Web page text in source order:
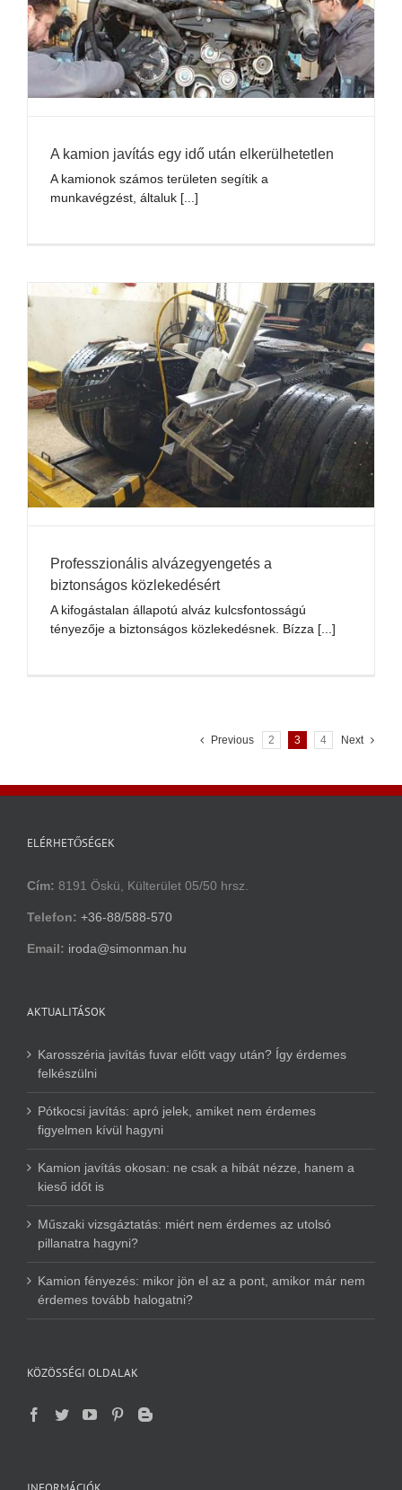
A kamion javítás egy idő után elkerülhetetlen
A kamionok számos területen segítik a
munkavégzést, általuk [...]
Professzionális alvázegyengetés a
biztonságos közlekedésért
A kifogástalan állapotú alváz kulcsfontosságú
tényezője a biztonságos közlekedésnek. Bízza [...]
Previous 2 3 4 Next
ELÉRHETŐSÉGEK
Cím: 8191 Öskü, Külterület 05/50 hrsz.
Telefon: +36-88/588-570
Email: iroda@simonman.hu
AKTUALITÁSOK
Karosszéria javítás fuvar előtt vagy után? Így érdemes
felkészülni
Pótkocsi javítás: apró jelek, amiket nem érdemes
figyelmen kívül hagyni
Kamion javítás okosan: ne csak a hibát nézze, hanem a
kieső időt is
Műszaki vizsgáztatás: miért nem érdemes az utolsó
pillanatra hagyni?
Kamion fényezés: mikor jön el az a pont, amikor már nem
érdemes tovább halogatni?
KÖZÖSSÉGI OLDALAK